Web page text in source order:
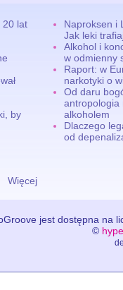
20 lat
by
Więcej
Naproksen i
Jak leki
Alkohol i
w odmienny
Raport: w
narkotyki o
Od daru
antropologia
alkoholem
Dlaczego
od
jest dostępna na
©